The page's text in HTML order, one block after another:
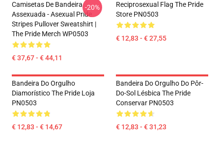
Camisetas De Bandeira
Assexuada - Asexual Pride
Stripes Pullover Sweatshirt |
The Pride Merch WP0503
€ 37,67 - € 44,11
-20%
Reciprosexual Flag The Pride
Store PN0503
€ 12,83 - € 27,55
Bandeira Do Orgulho
Diamorístico The Pride Loja
PN0503
€ 12,83 - € 14,67
Bandeira Do Orgulho Do Pôr-
Do-Sol Lésbica The Pride
Conservar PN0503
€ 12,83 - € 31,23